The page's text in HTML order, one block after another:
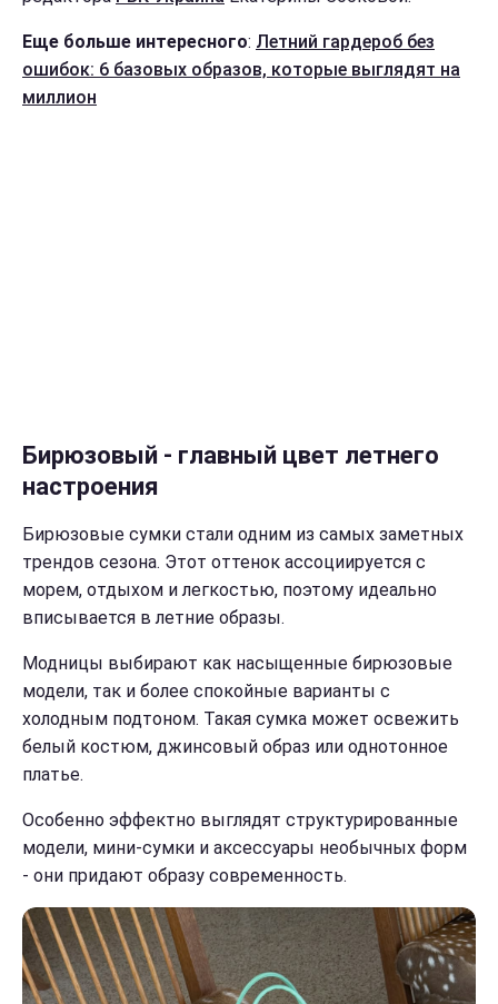
Еще больше интересного: Летний гардероб без
ошибок: 6 базовых образов, которые выглядят на
миллион
Бирюзовый - главный цвет летнего
настроения
Бирюзовые сумки стали одним из самых заметных
трендов сезона. Этот оттенок ассоциируется с
морем, отдыхом и легкостью, поэтому идеально
вписывается в летние образы.
Модницы выбирают как насыщенные бирюзовые
модели, так и более спокойные варианты с
холодным подтоном. Такая сумка может освежить
белый костюм, джинсовый образ или однотонное
платье.
Особенно эффектно выглядят структурированные
модели, мини-сумки и аксессуары необычных форм
- они придают образу современность.